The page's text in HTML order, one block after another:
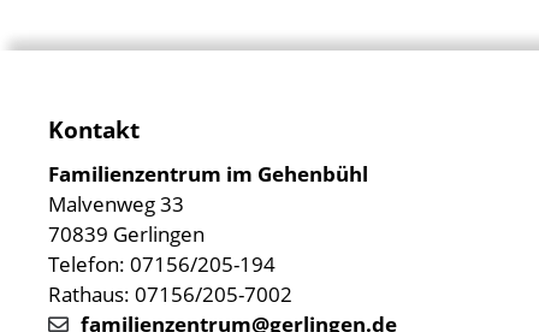
Kontakt
Familienzentrum im Gehenbühl
Malvenweg 33
70839 Gerlingen
Telefon: 07156/205-194
Rathaus: 07156/205-7002
familienzentrum@gerlingen.de